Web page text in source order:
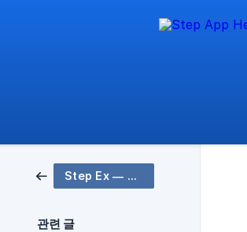
Step Ex — 탈중앙화 거래소 💸
관련 글